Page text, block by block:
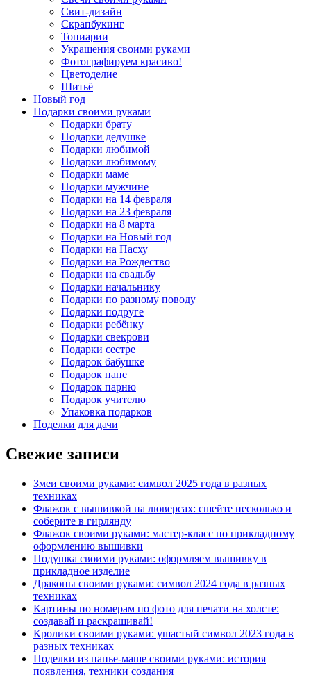
Свит-дизайн
Скрапбукинг
Топиарии
Украшения своими руками
Фотографируем красиво!
Цветоделие
Шитьё
Новый год
Подарки своими руками
Подарки брату
Подарки дедушке
Подарки любимой
Подарки любимому
Подарки маме
Подарки мужчине
Подарки на 14 февраля
Подарки на 23 февраля
Подарки на 8 марта
Подарки на Новый год
Подарки на Пасху
Подарки на Рождество
Подарки на свадьбу
Подарки начальнику
Подарки по разному поводу
Подарки подруге
Подарки ребёнку
Подарки свекрови
Подарки сестре
Подарок бабушке
Подарок папе
Подарок парню
Подарок учителю
Упаковка подарков
Поделки для дачи
Свежие записи
Змеи своими руками: символ 2025 года в разных
техниках
Флажок с вышивкой на люверсах: сшейте несколько и
соберите в гирлянду
Флажок своими руками: мастер-класс по прикладному
оформлению вышивки
Подушка своими руками: оформляем вышивку в
прикладное изделие
Драконы своими руками: символ 2024 года в разных
техниках
Картины по номерам по фото для печати на холсте:
создавай и раскрашивай!
Кролики своими руками: ушастый символ 2023 года в
разных техниках
Поделки из папье-маше своими руками: история
появления, техники создания